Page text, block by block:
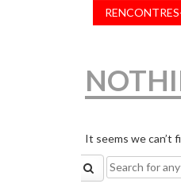
It seems we can’t
Search
for: